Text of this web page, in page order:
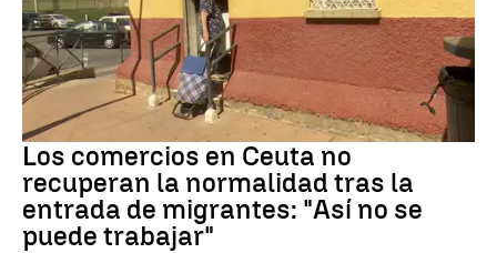
Crisis migrantes
Los comercios en Ceuta no
recuperan la normalidad tras la
entrada de migrantes: "Así no se
puede trabajar"